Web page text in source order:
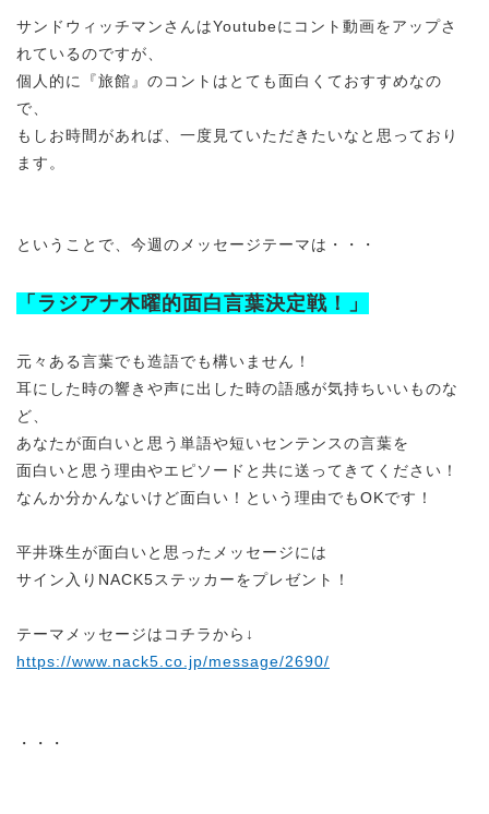
サンドウィッチマンさんはYoutubeにコント動画をアップさ
れているのですが、
個人的に『旅館』のコントはとても面白くておすすめなの
で、
もしお時間があれば、一度見ていただきたいなと思っており
ます。
ということで、今週のメッセージテーマは・・・
「ラジアナ木曜的面白言葉決定戦！」
元々ある言葉でも造語でも構いません！
耳にした時の響きや声に出した時の語感が気持ちいいものな
ど、
あなたが面白いと思う単語や短いセンテンスの言葉を
面白いと思う理由やエピソードと共に送ってきてください！
なんか分かんないけど面白い！という理由でもOKです！
平井珠生が面白いと思ったメッセージには
サイン入りNACK5ステッカーをプレゼント！
テーマメッセージはコチラから↓
https://www.nack5.co.jp/message/2690/
・・・